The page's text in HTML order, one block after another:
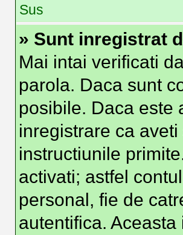
Sus
» Sunt inregistrat
Mai intai verificati
parola. Daca sunt
posibile. Daca este
inregistrare ca
instructiunile
activati; astfel
personal, fie de
autentifica.